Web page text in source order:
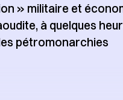
» militaire et
à quelques
pétromonarchies